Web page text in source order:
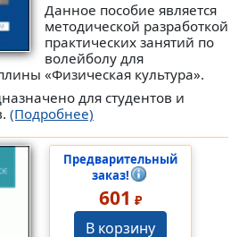
Данное пособие является
методической разработкой
практических занятий по
волейболу для
«Физическая культура».
для студентов и
(Подробнее)
Предварительный
заказ!
601 ₽
В корзину